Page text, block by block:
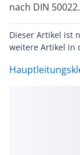
nach DIN 50022.
Dieser Artikel ist
weitere Artikel in